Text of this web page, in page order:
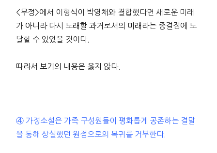
<무정>에서 이형식이 박영채와 결합했다면 새로운 미래
가 아니라 다시 도래할 과거로서의 미래라는 종결점에 도
달할 수 있었을 것이다.
따라서 보기의 내용은 옳지 않다.
④ 가정소설은 가족 구성원들이 평화롭게 공존하는 결말
을 통해 상실했던 원점으로의 복귀를 거부한다.